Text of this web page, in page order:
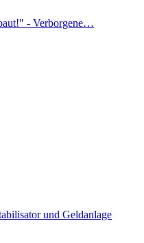
- Verborgene…
und Geldanlage